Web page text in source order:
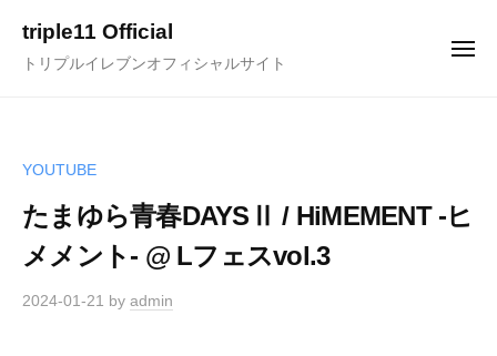
triple11 Official
トリプルイレブンオフィシャルサイト
メ
YOUTUBE
たまゆら青春DAYSⅡ / HiMEMENT -ヒ
メメント- @ Lフェスvol.3
2024-01-21 by admin